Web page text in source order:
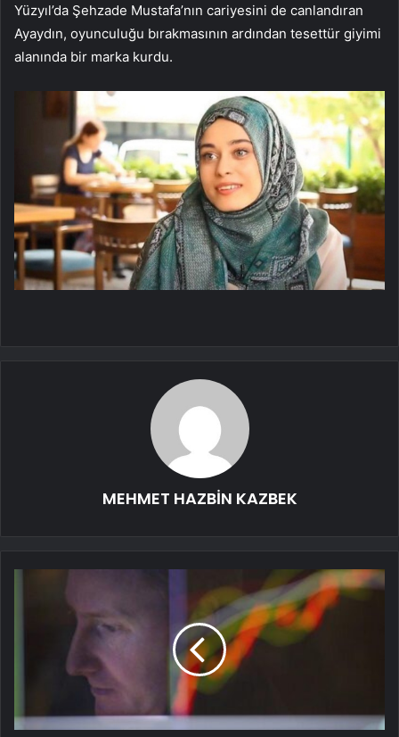
Yüzyıl’da Şehzade Mustafa’nın cariyesini de canlandıran
Ayaydın, oyunculuğu bırakmasının ardından tesettür giyimi
alanında bir marka kurdu.
MEHMET HAZBİN KAZBEK